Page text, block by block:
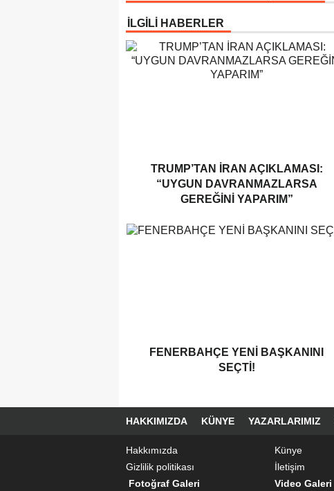
İLGİLİ HABERLER
TRUMP’TAN İRAN AÇIKLAMASI:
“UYGUN DAVRANMAZLARSA
GEREĞINI YAPARIM”
FENERBAHÇE YENI BAŞKANINI
SEÇTI!
HAKKIMIZDA KÜNYE YAZARLARIMIZ
Hakkımızda Künye
Gizlilik politikası
İletişim
Fotoğraf Galeri
Video Galeri